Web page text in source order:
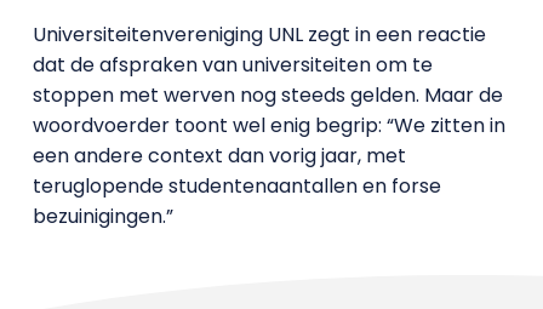
Universiteitenvereniging UNL zegt in een reactie
dat de afspraken van universiteiten om te
stoppen met werven nog steeds gelden. Maar de
woordvoerder toont wel enig begrip: “We zitten in
een andere context dan vorig jaar, met
teruglopende studentenaantallen en forse
bezuinigingen.”